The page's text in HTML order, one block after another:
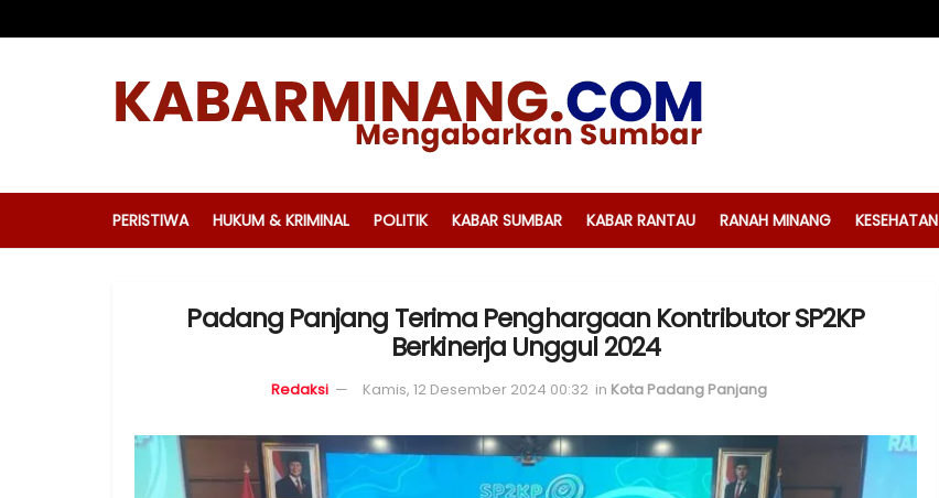
PERISTIWA HUKUM & KRIMINAL POLITIK KABAR SUMBAR KABAR RANTAU RANAH MINANG KESEHATAN
Padang Panjang Terima Penghargaan Kontributor SP2KP
Berkinerja Unggul 2024
Redaksi Kamis, 12 Desember 2024 00:32 in Kota Padang Panjang